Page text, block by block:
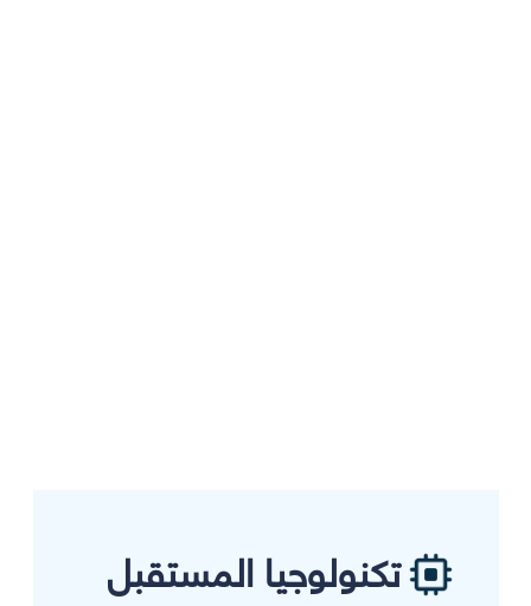
تكنولوجيا المستقبل